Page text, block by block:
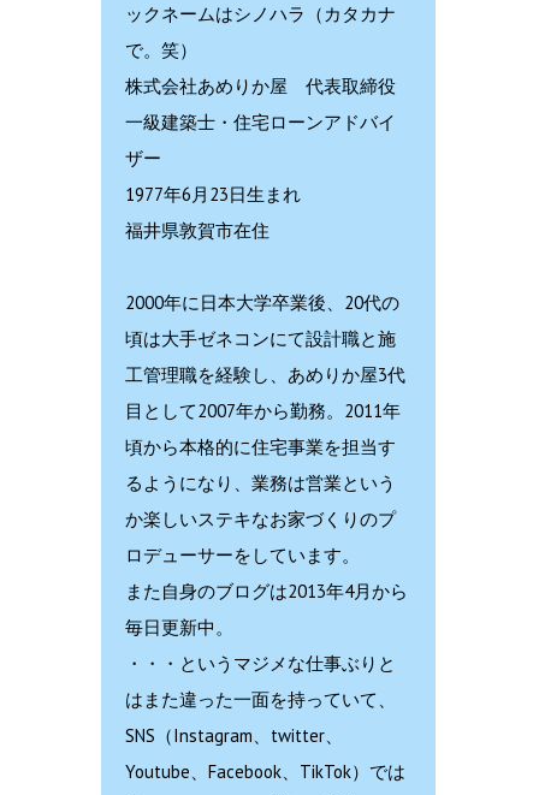
ックネームはシノハラ（カタカナ
で。笑）
株式会社あめりか屋 代表取締役
一級建築士・住宅ローンアドバイ
ザー
1977年6月23日生まれ
福井県敦賀市在住
2000年に日本大学卒業後、20代の
頃は大手ゼネコンにて設計職と施
工管理職を経験し、あめりか屋3代
目として2007年から勤務。2011年
頃から本格的に住宅事業を担当す
るようになり、業務は営業という
か楽しいステキなお家づくりのプ
ロデューサーをしています。
また自身のブログは2013年4月から
毎日更新中。
・・・というマジメな仕事ぶりと
はまた違った一面を持っていて、
SNS（Instagram、twitter、
Youtube、Facebook、TikTok）では